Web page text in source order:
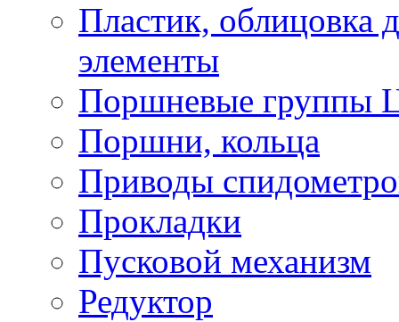
Пластик, облицовка
элементы
Поршневые группы
Поршни, кольца
Приводы
Прокладки
Пусковой механизм
Редуктор